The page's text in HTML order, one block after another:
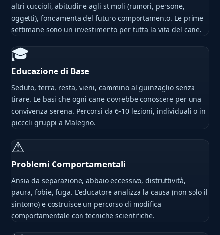
altri cuccioli, abitudine agli stimoli (rumori, persone,
oggetti), fondamenta del futuro comportamento. Le prime
settimane sono un investimento per tutta la vita del cane.
🎓
Educazione di Base
Seduto, terra, resta, vieni, cammino al guinzaglio senza
tirare. Le basi che ogni cane dovrebbe conoscere per una
convivenza serena. Percorsi da 6-10 lezioni, individuali o in
piccoli gruppi a Malegno.
⚠
Problemi Comportamentali
Ansia da separazione, abbaio eccessivo, distruttività,
paura, fobie, fuga. L'educatore analizza la causa (non solo il
sintomo) e costruisce un percorso di modifica
comportamentale con tecniche scientifiche.